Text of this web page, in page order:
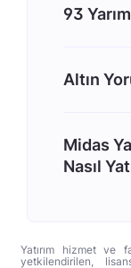
93
Altın
Midas
Nasıl
Yatırım hizmet ve
yetkilendirilen,